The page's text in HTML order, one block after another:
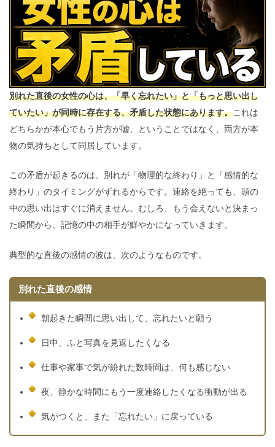
別れた直後の女性の心は、「早く忘れたい」と「もっと思い出し
ていたい」が同時に存在する、矛盾した状態にあります。これは
どちらかが本心でもう片方が嘘、ということではなく、両方が本
物の気持ちとして同居しています。
この矛盾が起きるのは、別れが「物理的な終わり」と「感情的な
終わり」のタイミングがずれるからです。連絡を絶っても、頭の
中の思い出はすぐに消えません。むしろ、もう会えないと決まっ
た瞬間から、記憶の中の相手が鮮やかになっていきます。
典型的な直後の感情の波は、次のようなものです。
別れた直後の感情
朝起きた瞬間に思い出して、忘れたいと願う
日中、ふと写真を見返したくなる
仕事や家事で気が紛れた数時間は、何も感じない
夜、静かな時間にもう一度連絡したくなる衝動が出る
気がつくと、また「忘れたい」に戻っている